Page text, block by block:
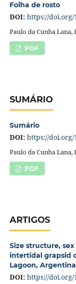
Folha de rosto
DOI: https://doi.org/
Paulo da Cunha
PDF
SUMÁRIO
Sumário
DOI: https://doi.org/
Paulo da Cunha
PDF
ARTIGOS
Size structure,
intertidal grapsid
Lagoon, Argentina
DOI: https://doi.org/